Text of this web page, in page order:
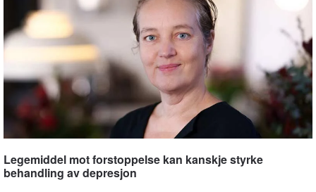
Legemiddel mot forstoppelse kan kanskje styrke
behandling av depresjon